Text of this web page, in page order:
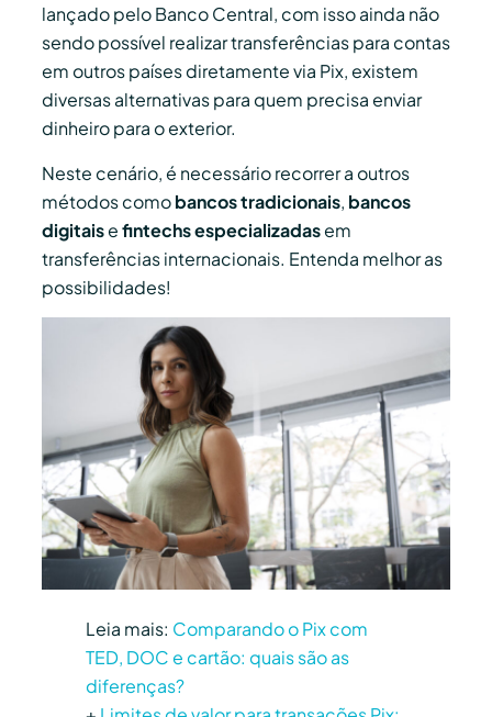
lançado pelo Banco Central, com isso ainda não
sendo possível realizar transferências para contas
em outros países diretamente via Pix, existem
diversas alternativas para quem precisa enviar
dinheiro para o exterior.
Neste cenário, é necessário recorrer a outros
métodos comobancos tradicionais, bancos
digitaisefintechs especializadasem
transferências internacionais. Entenda melhor as
possibilidades!
Leia mais: Comparando o Pix com
TED, DOC e cartão: quais são as
diferenças?